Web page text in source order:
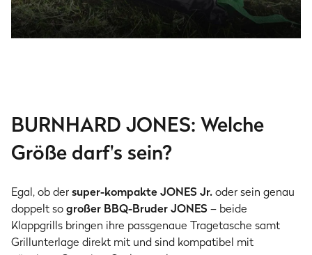
Deckel für indirektes Grillen & optimale Hitze,
kompakte Tasche, feuerfeste Grillunterlage sowie
praktisches Multitool sind schon mit dabei.
BURNHARD JONES: Welche
Größe darf's sein?
Egal, ob dersuper-kompakte JONES Jr.oder sein genau
doppelt sogroßer BBQ-Bruder JONES – beide
Klappgrills bringen ihre passgenaue Tragetasche samt
Grillunterlage direkt mit und sind kompatibel mit